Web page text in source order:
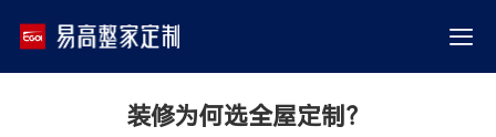
装修为何选全屋定制？